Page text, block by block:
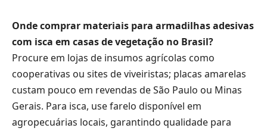
Onde comprar materiais para armadilhas adesivas
com isca em casas de vegetação no Brasil?
Procure em lojas de insumos agrícolas como
cooperativas ou sites de viveiristas; placas amarelas
custam pouco em revendas de São Paulo ou Minas
Gerais. Para isca, use farelo disponível em
agropecuárias locais, garantindo qualidade para